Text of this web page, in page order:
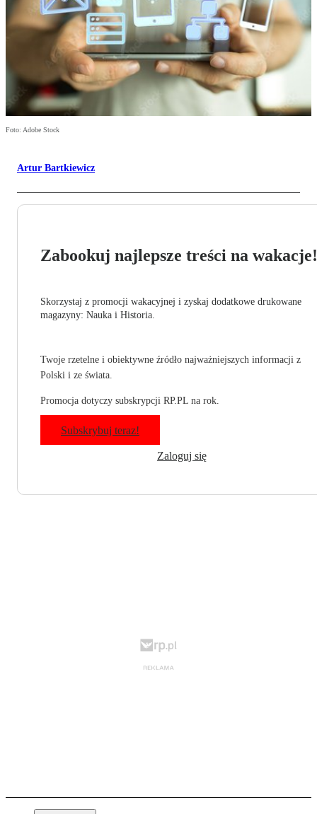
Foto: Adobe Stock
Artur Bartkiewicz
Zabookuj najlepsze treści na wakacje!
Skorzystaj z promocji wakacyjnej i zyskaj dodatkowe drukowane
magazyny: Nauka i Historia.
Twoje rzetelne i obiektywne źródło najważniejszych informacji z
Polski i ze świata.
Promocja dotyczy subskrypcji RP.PL na rok.
Subskrybuj teraz!
Zaloguj się